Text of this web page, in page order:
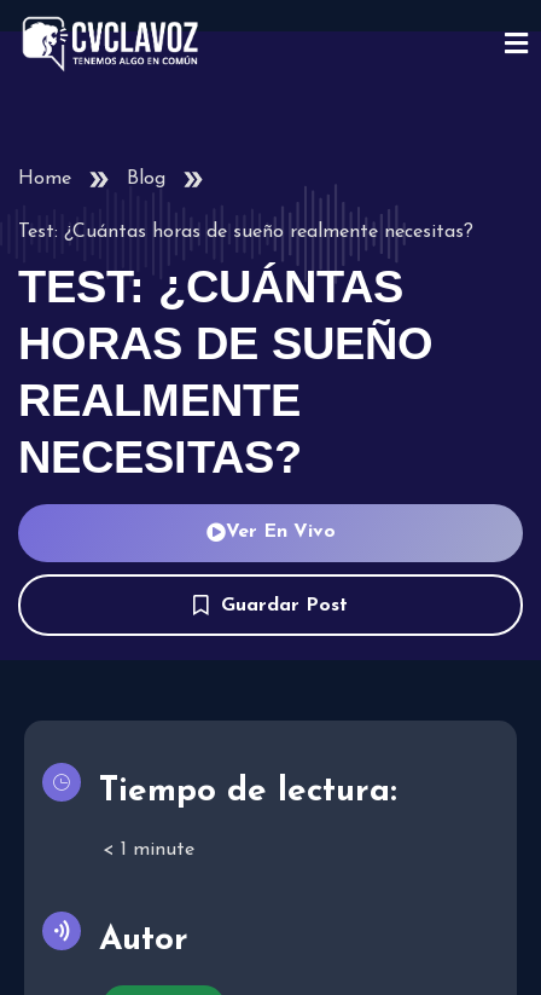
Home Blog
Test: ¿Cuántas horas de sueño realmente necesitas?
TEST: ¿CUÁNTAS
HORAS DE SUEÑO
REALMENTE
NECESITAS?
Ver En Vivo
Guardar Post
Tiempo de lectura:
< 1 minute
Autor